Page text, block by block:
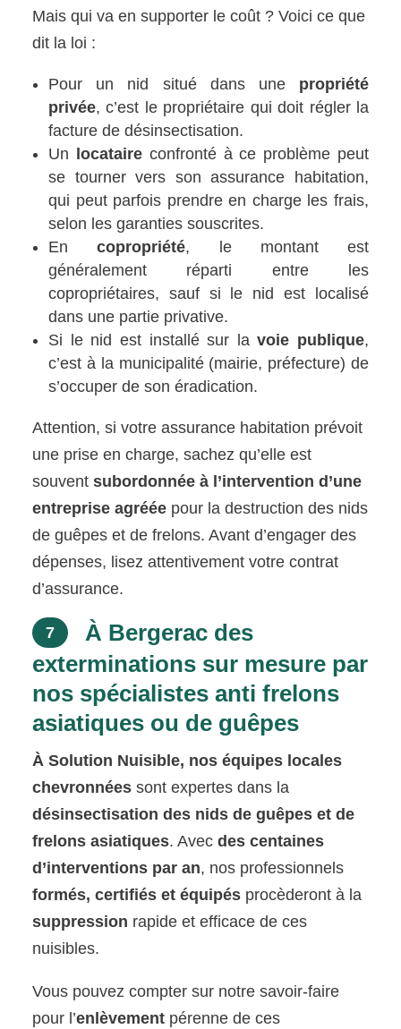
Mais qui va en supporter le coût ? Voici ce que
dit la loi :
Pour un nid situé dans une propriété
privée, c’est le propriétaire qui doit régler la
facture de désinsectisation.
Un locataireconfronté à ce problème peut
se tourner vers son assurance habitation,
qui peut parfois prendre en charge les frais,
selon les garanties souscrites.
Encopropriété, le montant est
généralement réparti entre les
copropriétaires, sauf si le nid est localisé
dans une partie privative.
Si le nid est installé sur lavoie publique,
c’est à la municipalité (mairie, préfecture) de
s’occuper de son éradication.
Attention, si votre assurance habitation prévoit
une prise en charge, sachez qu’elle est
souventsubordonnée à l’intervention d’une
entreprise agréée pour la destruction des nids
de guêpes et de frelons. Avant d’engager des
dépenses, lisez attentivement votre contrat
d’assurance.
7
À Bergerac des
exterminations sur mesure par
nos spécialistes anti frelons
asiatiques ou de guêpes
À Solution Nuisible, nos équipes locales
chevronnées sont expertes dans la
désinsectisation des nids de guêpes et de
frelons asiatiques. Avecdes centaines
d’interventions par an, nos professionnels
formés, certifiés et équipés procèderont à la
suppression rapide et efficace de ces
nuisibles.
Vous pouvez compter sur notre savoir-faire
pour l’enlèvement pérenne de ces